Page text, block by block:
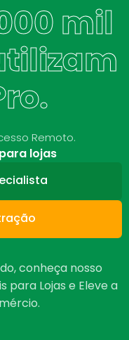
mil
Remoto.
lojas
conheça nosso
Lojas e Eleve a